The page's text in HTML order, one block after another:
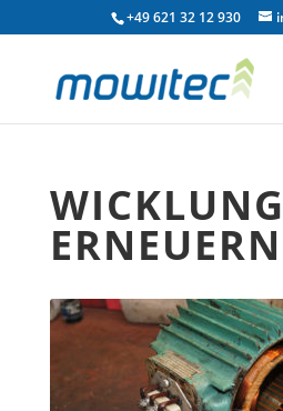
+49 621 32 12 930
WICKLUNG
ERNEUERN